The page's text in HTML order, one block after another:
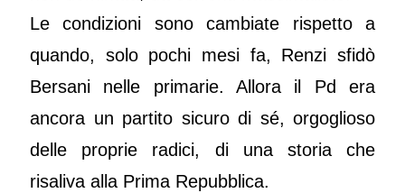
Le condizioni sono cambiate rispetto a
quando, solo pochi mesi fa, Renzi sfidò
Bersani nelle primarie. Allora il Pd era
ancora un partito sicuro di sé, orgoglioso
delle proprie radici, di una storia che
risaliva alla Prima Repubblica.